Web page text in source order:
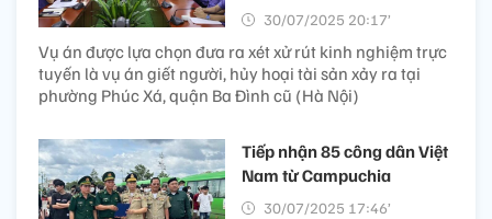
30/07/2025 20:17’
Vụ án được lựa chọn đưa ra xét xử rút kinh nghiệm trực
tuyến là vụ án giết người, hủy hoại tài sản xảy ra tại
phường Phúc Xá, quận Ba Đình cũ (Hà Nội)
Tiếp nhận 85 công dân Việt
Nam từ Campuchia
30/07/2025 17:46’